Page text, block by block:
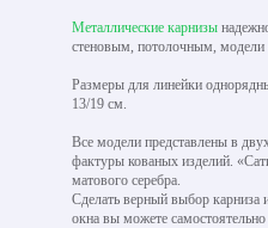
Металлические карнизы
стеновым, потолочным,
Размеры для линейки
13/19 см.
Все модели представлены в
фактуры кованых изделий.
матового серебра.
Сделать верный выбор карниза
окна вы можете самостоятельно